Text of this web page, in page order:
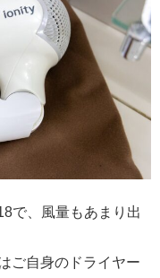
で、風量もあまり出
ご自身のドライヤー